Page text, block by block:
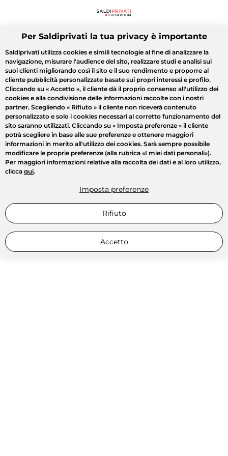
Per Saldiprivati la tua privacy è importante
Saldiprivati utilizza cookies e simili tecnologie al fine di analizzare la
navigazione, misurare l'audience del sito, realizzare studi e analisi sui
suoi clienti migliorando così il sito e il suo rendimento e proporre al
cliente pubblicità personalizzate basate sui propri interessi e profilo.
Cliccando su « Accetto », il cliente dà il proprio consenso all'utilizzo dei
cookies e alla condivisione delle informazioni raccolte con i nostri
partner. Scegliendo « Rifiuto » il cliente non riceverà contenuto
personalizzato e solo i cookies necessari al corretto funzionamento del
sito saranno utilizzati. Cliccando su « Imposta preferenze » il cliente
potrà scegliere in base alle sue preferenze e ottenere maggiori
informazioni in merito all'utilizzo dei cookies. Sarà sempre possibile
modificare le proprie preferenze (alla rubrica «I miei dati personali»).
Per maggiori informazioni relative alla raccolta dei dati e al loro utilizzo,
clicca qui.
Imposta preferenze
Rifiuto
Accetto